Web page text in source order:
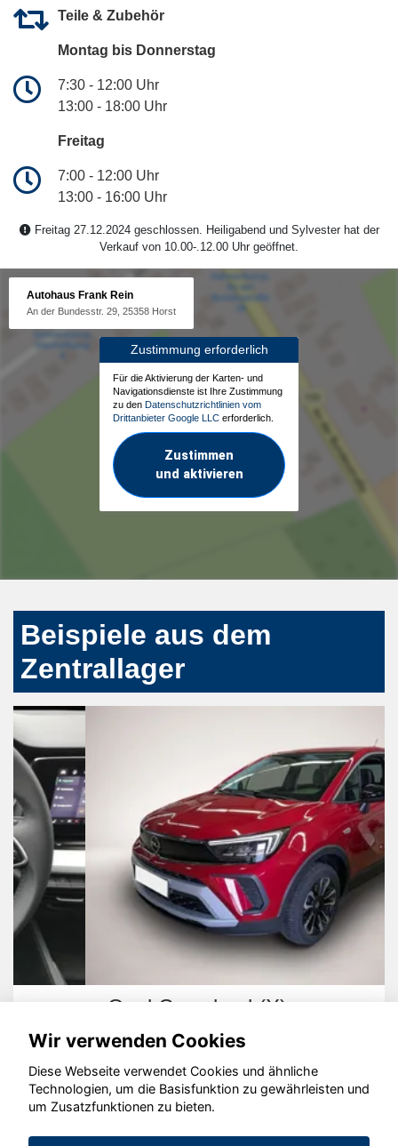
Teile & Zubehör
Montag bis Donnerstag
7:30 - 12:00 Uhr
13:00 - 18:00 Uhr
Freitag
7:00 - 12:00 Uhr
13:00 - 16:00 Uhr
Freitag 27.12.2024 geschlossen. Heiligabend und Sylvester hat der
Verkauf von 10.00-.12.00 Uhr geöffnet.
Autohaus Frank Rein
An der Bundesstr. 29, 25358 Horst
Zustimmung erforderlich
Für die Aktivierung der Karten- und
Navigationsdienste ist Ihre Zustimmung
zu den Datenschutzrichtlinien vom
Drittanbieter Google LLC erforderlich.
Zustimmen
und aktivieren
Beispiele aus dem
Zentrallager
Opel Crossland (X)
© konjunkturmotor.de GmbH 2020 - 2026
Wir verwenden Cookies
Diese Webseite verwendet Cookies und ähnliche
Technologien, um die Basisfunktion zu gewährleisten und
um Zusatzfunktionen zu bieten.